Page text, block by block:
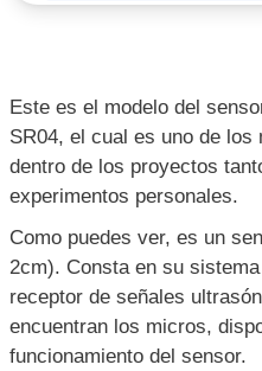
Este es el modelo del
SR04, el cual es uno de
dentro de los proyectos
experimentos personales.
Como puedes ver, es un
2cm). Consta en su
receptor de señales
encuentran los micros,
funcionamiento del sensor.